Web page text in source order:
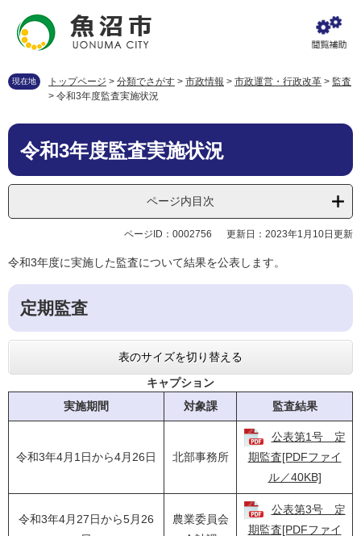
先
す
を
し
現在地 トップページ > 分類でさがす > 市政情報 > 市政運営・行政改革 > 監査
> 令和3年度監査実施状況
本
令和3年度監査実施状況
ページ内目次
ページID：0002756 更新日：2023年1月10日更新
令和3年度に実施した監査について結果を公表します。
定期監査
表のサイズを切り替える
キャプション
実施期間
対象課 監査結果
令和3年4月1日から4月26日 北部事務所
公表第1号 定
期監査[PDFファイ
ル／40KB]
令和3年4月27日から5月26
農業委員会
公表第3号 定
期監査[PDFファイ